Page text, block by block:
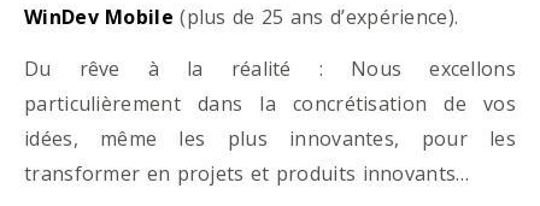
WinDev Mobile (plus de 25 ans d’expérience).
Du rêve à la réalité : Nous excellons
particulièrement dans la concrétisation de vos
idées, même les plus innovantes, pour les
transformer en projets et produits innovants…